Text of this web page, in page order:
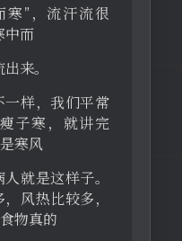
寒”，流汗流很
中而
来。
一样，我们平常
子寒，就讲完
寒风
就是这样子。
风热比较多，
物真的